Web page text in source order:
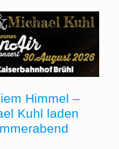
Himmel –
Kuhl laden